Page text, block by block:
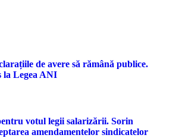
de avere să rămână publice.
la Legea ANI
votul legii salarizării. Sorin
amendamentelor sindicatelor